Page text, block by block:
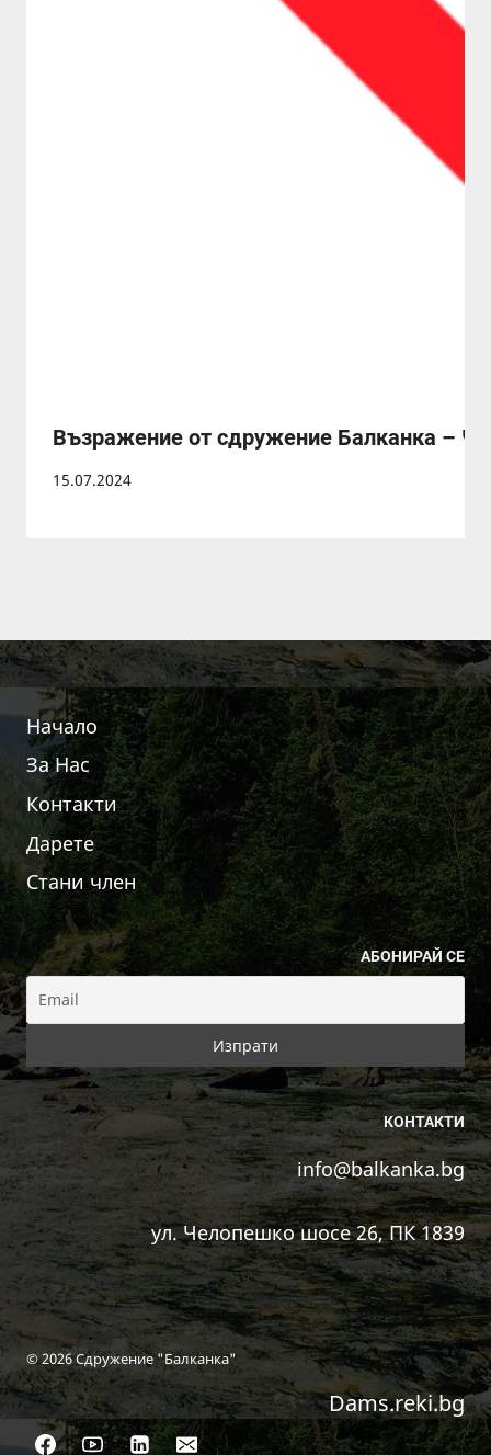
Възражение от сдружение Балканка –
15.07.2024
Начало
За Нас
Контакти
Дарете
Стани член
АБОНИРАЙ СЕ
КОНТАКТИ
info@balkanka.bg
ул. Челопешко шосе 26, ПК 1839
© 2026 Сдружение "Балканка"
Dams.reki.bg